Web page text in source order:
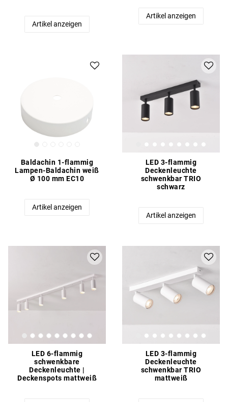
Artikel anzeigen
Artikel anzeigen
Baldachin 1-flammig
Lampen-Baldachin weiß
Ø 100 mm EC10
Artikel anzeigen
LED 3-flammig
Deckenleuchte
schwenkbar TRIO
schwarz
Artikel anzeigen
LED 6-flammig
schwenkbare
Deckenleuchte |
Deckenspots mattweiß
LED 3-flammig
Deckenleuchte
schwenkbar TRIO
mattweiß